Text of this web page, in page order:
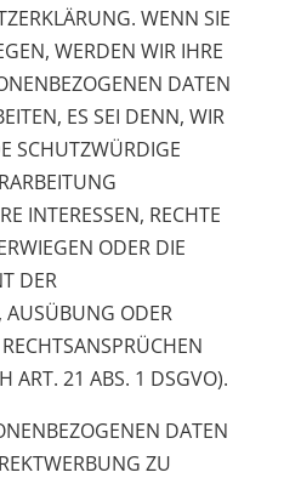
WENN SIE
WERDEN WIR IHRE
DATEN
ES SEI DENN, WIR
SCHUTZWÜRDIGE
INTERESSEN, RECHTE
ODER DIE
DER
ODER
ART. 21 ABS. 1 DSGVO).
DATEN
ZU